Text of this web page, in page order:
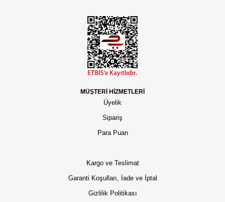
MÜŞTERİ HİZMETLERİ
Üyelik
Sipariş
Para Puan
Kargo ve Teslimat
Garanti Koşulları, İade ve İptal
Gizlilik Politikası